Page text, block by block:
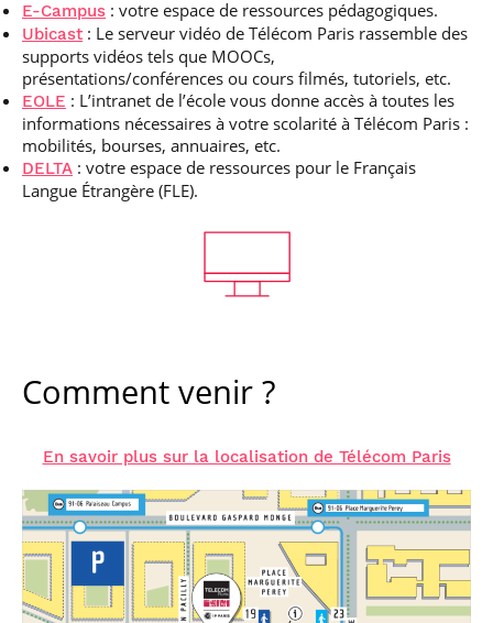
E-Campus : votre espace de ressources pédagogiques.
Ubicast : Le serveur vidéo de Télécom Paris rassemble des
supports vidéos tels que MOOCs,
présentations/conférences ou cours filmés, tutoriels, etc.
EOLE : L’intranet de l’école vous donne accès à toutes les
informations nécessaires à votre scolarité à Télécom Paris :
mobilités, bourses, annuaires, etc.
DELTA : votre espace de ressources pour le Français
Langue Étrangère (FLE).
Comment venir ?
En savoir plus sur la localisation de Télécom Paris